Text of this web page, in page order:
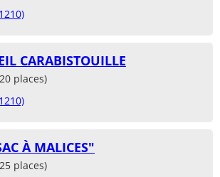
CARABISTOUILLE
places)
À MALICES"
places)